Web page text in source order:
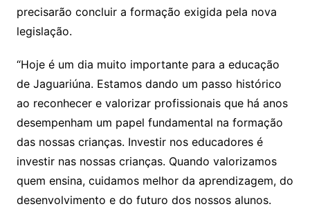
precisarão concluir a formação exigida pela nova
legislação.
“Hoje é um dia muito importante para a educação
de Jaguariúna. Estamos dando um passo histórico
ao reconhecer e valorizar profissionais que há anos
desempenham um papel fundamental na formação
das nossas crianças. Investir nos educadores é
investir nas nossas crianças. Quando valorizamos
quem ensina, cuidamos melhor da aprendizagem, do
desenvolvimento e do futuro dos nossos alunos.